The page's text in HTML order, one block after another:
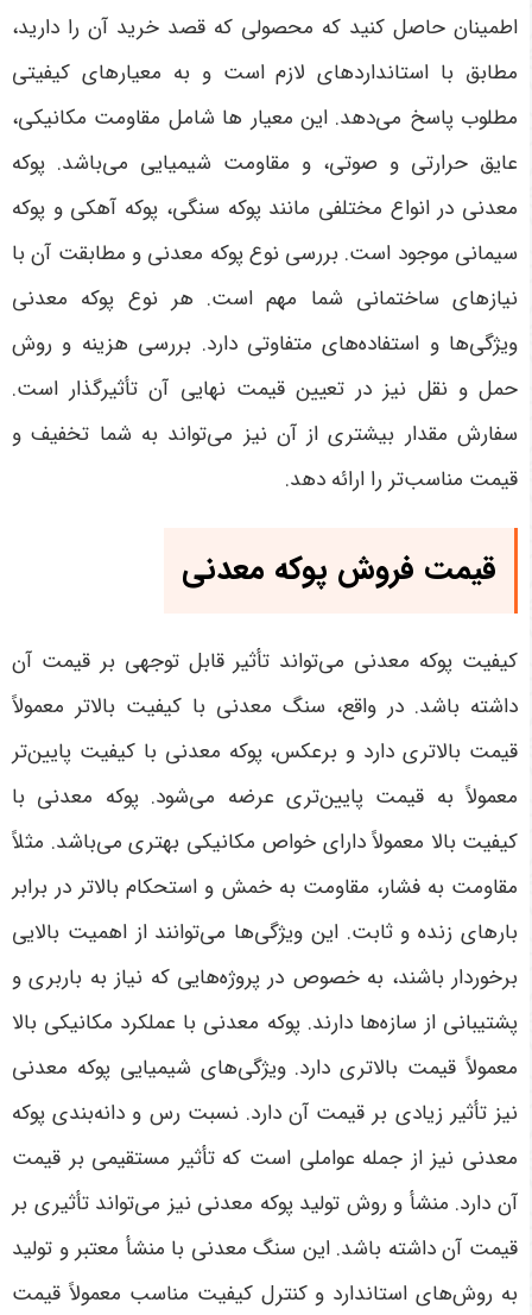
اطمینان حاصل کنید که محصولی که قصد خرید آن را دارید،
مطابق با استانداردهای لازم است و به معیارهای کیفیتی
مطلوب پاسخ می‌دهد. این معیار ها شامل مقاومت مکانیکی،
عایق حرارتی و صوتی، و مقاومت شیمیایی می‌باشد. پوکه
معدنی در انواع مختلفی مانند پوکه سنگی، پوکه آهکی و پوکه
سیمانی موجود است. بررسی نوع پوکه معدنی و مطابقت آن با
نیازهای ساختمانی شما مهم است. هر نوع پوکه معدنی
ویژگی‌ها و استفاده‌های متفاوتی دارد. بررسی هزینه و روش
حمل و نقل نیز در تعیین قیمت نهایی آن تأثیرگذار است.
سفارش مقدار بیشتری از آن نیز می‌تواند به شما تخفیف و
قیمت مناسب‌تر را ارائه دهد.
قیمت فروش پوکه معدنی
کیفیت پوکه معدنی می‌تواند تأثیر قابل توجهی بر قیمت آن
داشته باشد. در واقع، سنگ معدنی با کیفیت بالاتر معمولاً
قیمت بالاتری دارد و برعکس، پوکه معدنی با کیفیت پایین‌تر
معمولاً به قیمت پایین‌تری عرضه می‌شود. پوکه معدنی با
کیفیت بالا معمولاً دارای خواص مکانیکی بهتری می‌باشد. مثلاً
مقاومت به فشار، مقاومت به خمش و استحکام بالاتر در برابر
بارهای زنده و ثابت. این ویژگی‌ها می‌توانند از اهمیت بالایی
برخوردار باشند، به خصوص در پروژه‌هایی که نیاز به باربری و
پشتیبانی از سازه‌ها دارند. پوکه معدنی با عملکرد مکانیکی بالا
معمولاً قیمت بالاتری دارد. ویژگی‌های شیمیایی پوکه معدنی
نیز تأثیر زیادی بر قیمت آن دارد. نسبت رس و دانه‌بندی پوکه
معدنی نیز از جمله عواملی است که تأثیر مستقیمی بر قیمت
آن دارد. منشأ و روش تولید پوکه معدنی نیز می‌تواند تأثیری بر
قیمت آن داشته باشد. این سنگ معدنی با منشأ معتبر و تولید
به روش‌های استاندارد و کنترل کیفیت مناسب معمولاً قیمت